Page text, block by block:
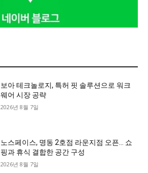
보아 테크놀로지, 특허 핏 솔루션으로 워크
웨어 시장 공략
2026년 8월 7일
노스페이스, 명동 2호점 라운지점 오픈… 쇼
핑과 휴식 결합한 공간 구성
2026년 8월 7일